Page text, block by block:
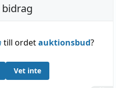
bidrag
till ordetauktionsbud?
Vet inte